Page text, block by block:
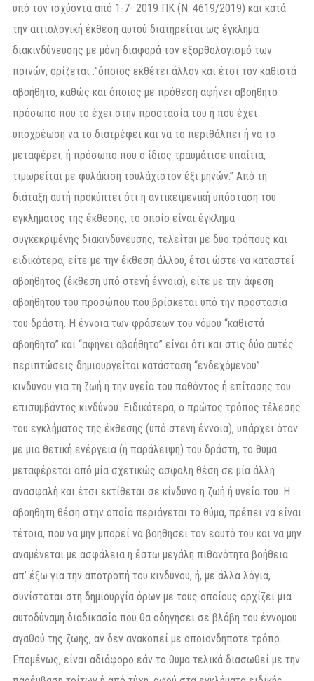
υπό τον ισχύοντα από 1-7- 2019 ΠΚ (Ν. 4619/2019) και κατά
την αιτιολογική έκθεση αυτού διατηρείται ως έγκλημα
διακινδύνευσης με μόνη διαφορά τον εξορθολογισμό των
ποινών, ορίζεται :”όποιος εκθέτει άλλον και έτσι τον καθιστά
αβοήθητο, καθώς και όποιος με πρόθεση αφήνει αβοήθητο
πρόσωπο που το έχει στην προστασία του ή που έχει
υποχρέωση να το διατρέφει και να το περιθάλπει ή να το
μεταφέρει, ή πρόσωπο που ο ίδιος τραυμάτισε υπαίτια,
τιμωρείται με φυλάκιση τουλάχιστον έξι μηνών.” Από τη
διάταξη αυτή προκύπτει ότι η αντικειμενική υπόσταση του
εγκλήματος της έκθεσης, το οποίο είναι έγκλημα
συγκεκριμένης διακινδύνευσης, τελείται με δύο τρόπους και
ειδικότερα, είτε με την έκθεση άλλου, έτσι ώστε να καταστεί
αβοήθητος (έκθεση υπό στενή έννοια), είτε με την άφεση
αβοήθητου του προσώπου που βρίσκεται υπό την προστασία
του δράστη. Η έννοια των φράσεων του νόμου “καθιστά
αβοήθητο” και “αφήνει αβοήθητο” είναι ότι και στις δύο αυτές
περιπτώσεις δημιουργείται κατάσταση “ενδεχόμενου”
κινδύνου για τη ζωή ή την υγεία του παθόντος ή επίτασης του
επισυμβάντος κινδύνου. Ειδικότερα, ο πρώτος τρόπος τέλεσης
του εγκλήματος της έκθεσης (υπό στενή έννοια), υπάρχει όταν
με μια θετική ενέργεια (ή παράλειψη) του δράστη, το θύμα
μεταφέρεται από μία σχετικώς ασφαλή θέση σε μία άλλη
ανασφαλή και έτσι εκτίθεται σε κίνδυνο η ζωή ή υγεία του. Η
αβοήθητη θέση στην οποία περιάγεται το θύμα, πρέπει να είναι
τέτοια, που να μην μπορεί να βοηθήσει τον εαυτό του και να μην
αναμένεται με ασφάλεια ή έστω μεγάλη πιθανότητα βοήθεια
απ’ έξω για την αποτροπή του κινδύνου, ή, με άλλα λόγια,
συνίσταται στη δημιουργία όρων με τους οποίους αρχίζει μια
αυτοδύναμη διαδικασία που θα οδηγήσει σε βλάβη του έννομου
αγαθού της ζωής, αν δεν ανακοπεί με οποιονδήποτε τρόπο.
Επομένως, είναι αδιάφορο εάν το θύμα τελικά διασωθεί με την